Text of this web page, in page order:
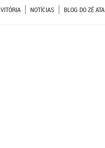
VITÓRIA NOTÍCIAS BLOG DO ZÉ